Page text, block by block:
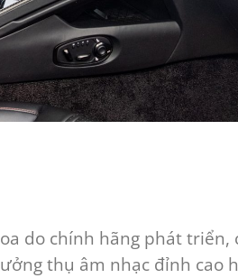
do chính hãng phát triển,
thụ âm nhạc đỉnh cao